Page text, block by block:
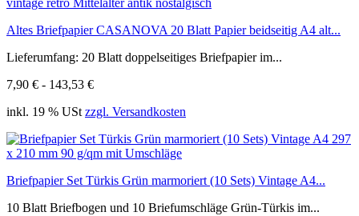
Altes Briefpapier CASANOVA 20 Blatt Papier beidseitig A4 alt...
Lieferumfang: 20 Blatt doppelseitiges Briefpapier im...
7,90 € - 143,53 €
inkl. 19 % USt zzgl. Versandkosten
Briefpapier Set Türkis Grün marmoriert (10 Sets) Vintage A4...
10 Blatt Briefbogen und 10 Briefumschläge Grün-Türkis im...